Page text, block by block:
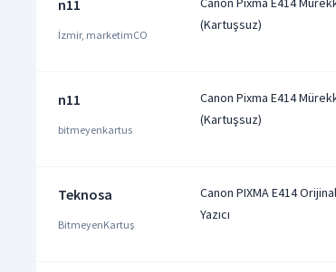
n11
İzmir, marketimCO
(Kartuşsuz)
n11
bitmeyenkartus
Canon Pixma E414
(Kartuşsuz)
Teknosa
BitmeyenKartuş
Canon PIXMA E414
Yazıcı